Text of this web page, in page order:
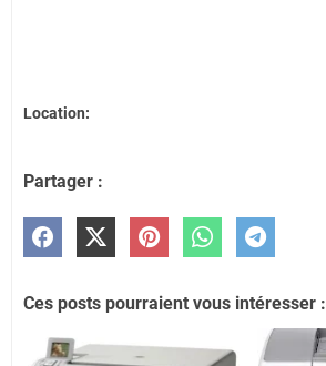
Location:
Partager :
Ces posts pourraient vous intéresser :